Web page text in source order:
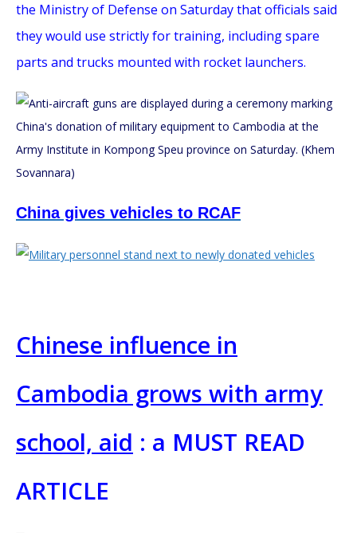
the Ministry of Defense on Saturday that officials said
they would use strictly for training, including spare
parts and trucks mounted with rocket launchers.
China gives vehicles to RCAF
Chinese influence in
Cambodia grows with army
school, aid : a MUST READ
ARTICLE